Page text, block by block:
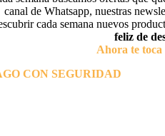
canal de Whatsapp, nuestras
cada semana nuevos
feliz de
Ahora te
CON SEGURIDAD